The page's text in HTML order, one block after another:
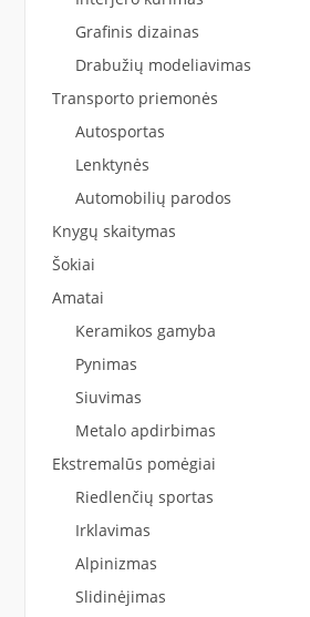
Grafinis dizainas
Drabužių modeliavimas
Transporto priemonės
Autosportas
Lenktynės
Automobilių parodos
Knygų skaitymas
Šokiai
Amatai
Keramikos gamyba
Pynimas
Siuvimas
Metalo apdirbimas
Ekstremalūs pomėgiai
Riedlenčių sportas
Irklavimas
Alpinizmas
Slidinėjimas